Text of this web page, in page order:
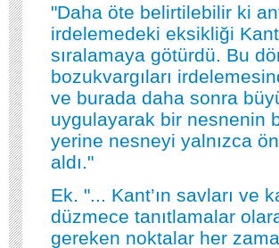
"Daha öte belirtilebilir ki
irdelemedeki eksikliği
sıralamaya götürdü. Bu
bozukvargıları
ve burada daha sonra
uygulayarak bir nesnenin
yerine nesneyi yalnızca
aldı."
Ek. "... Kant’ın savları ve
düzmece tanıtlamalar
gereken noktalar her